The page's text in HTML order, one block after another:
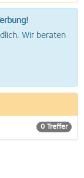
Wir beraten
0 Treffer